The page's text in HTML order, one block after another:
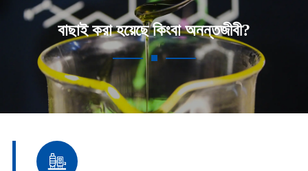
বাছাই করা হয়েছে কিংবা অনন্তজীবী?
